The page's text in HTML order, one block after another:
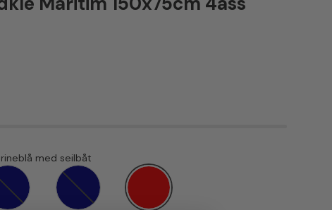
med seilbåt
Marineblå med ankerMarineblå og hvit med marine motiver
Rød og marineblå med seilbåt